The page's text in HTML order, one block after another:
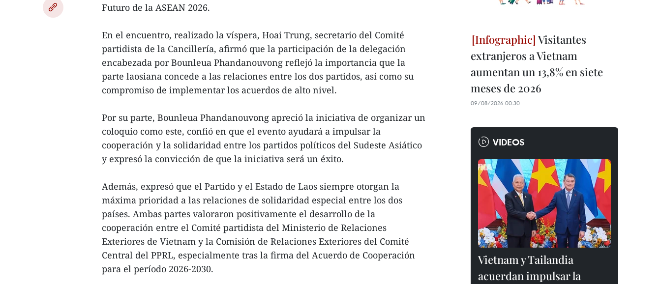
Futuro de la ASEAN 2026.
En el encuentro, realizado la víspera, Hoai Trung, secretario del Comité
partidista de la Cancillería, afirmó que la participación de la delegación
encabezada por Bounleua Phandanouvong reflejó la importancia que la
parte laosiana concede a las relaciones entre los dos partidos, así como su
compromiso de implementar los acuerdos de alto nivel.
Por su parte, Bounleua Phandanouvong apreció la iniciativa de organizar un
coloquio como este, confió en que el evento ayudará a impulsar la
cooperación y la solidaridad entre los partidos políticos del Sudeste Asiático
y expresó la convicción de que la iniciativa será un éxito.
Además, expresó que el Partido y el Estado de Laos siempre otorgan la
máxima prioridad a las relaciones de solidaridad especial entre los dos
países. Ambas partes valoraron positivamente el desarrollo de la
cooperación entre el Comité partidista del Ministerio de Relaciones
Exteriores de Vietnam y la Comisión de Relaciones Exteriores del Comité
Central del PPRL, especialmente tras la firma del Acuerdo de Cooperación
para el período 2026-2030.
Visitantes
extranjeros a Vietnam
aumentan un 13,8% en siete
meses de 2026
09/08/2026 00:30
VIDEOS
Vietnam y Tailandia
acuerdan impulsar la